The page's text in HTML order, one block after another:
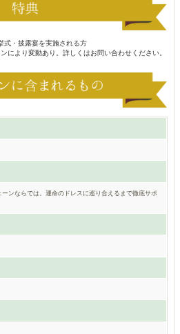
式・披露宴を実施される方
り変動あり。詳しくはお問い合わせください。
ンならでは。運命のドレスに巡り合えるまで徹底サポ